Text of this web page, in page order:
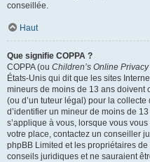
conseillée.
Haut
Que signifie COPPA ?
COPPA (ou Children’s Online
États-Unis qui dit que les sites
mineurs de moins de 13 ans doivent
(ou d’un tuteur légal) pour la
d’identifier un mineur de moins de
s’applique à vous, lorsque vous
votre place, contactez un conseiller
phpBB Limited et les propriétaires
conseils juridiques et ne sauraient